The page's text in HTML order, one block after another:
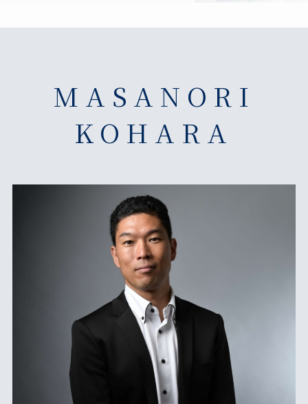
MASANORI
KOHARA